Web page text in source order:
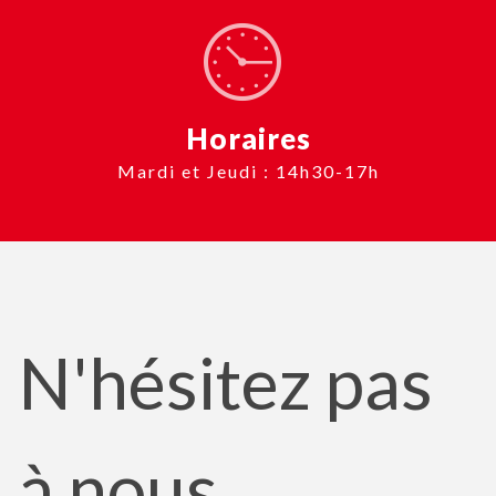
Horaires
Mardi et Jeudi : 14h30-17h
N'hésitez pas